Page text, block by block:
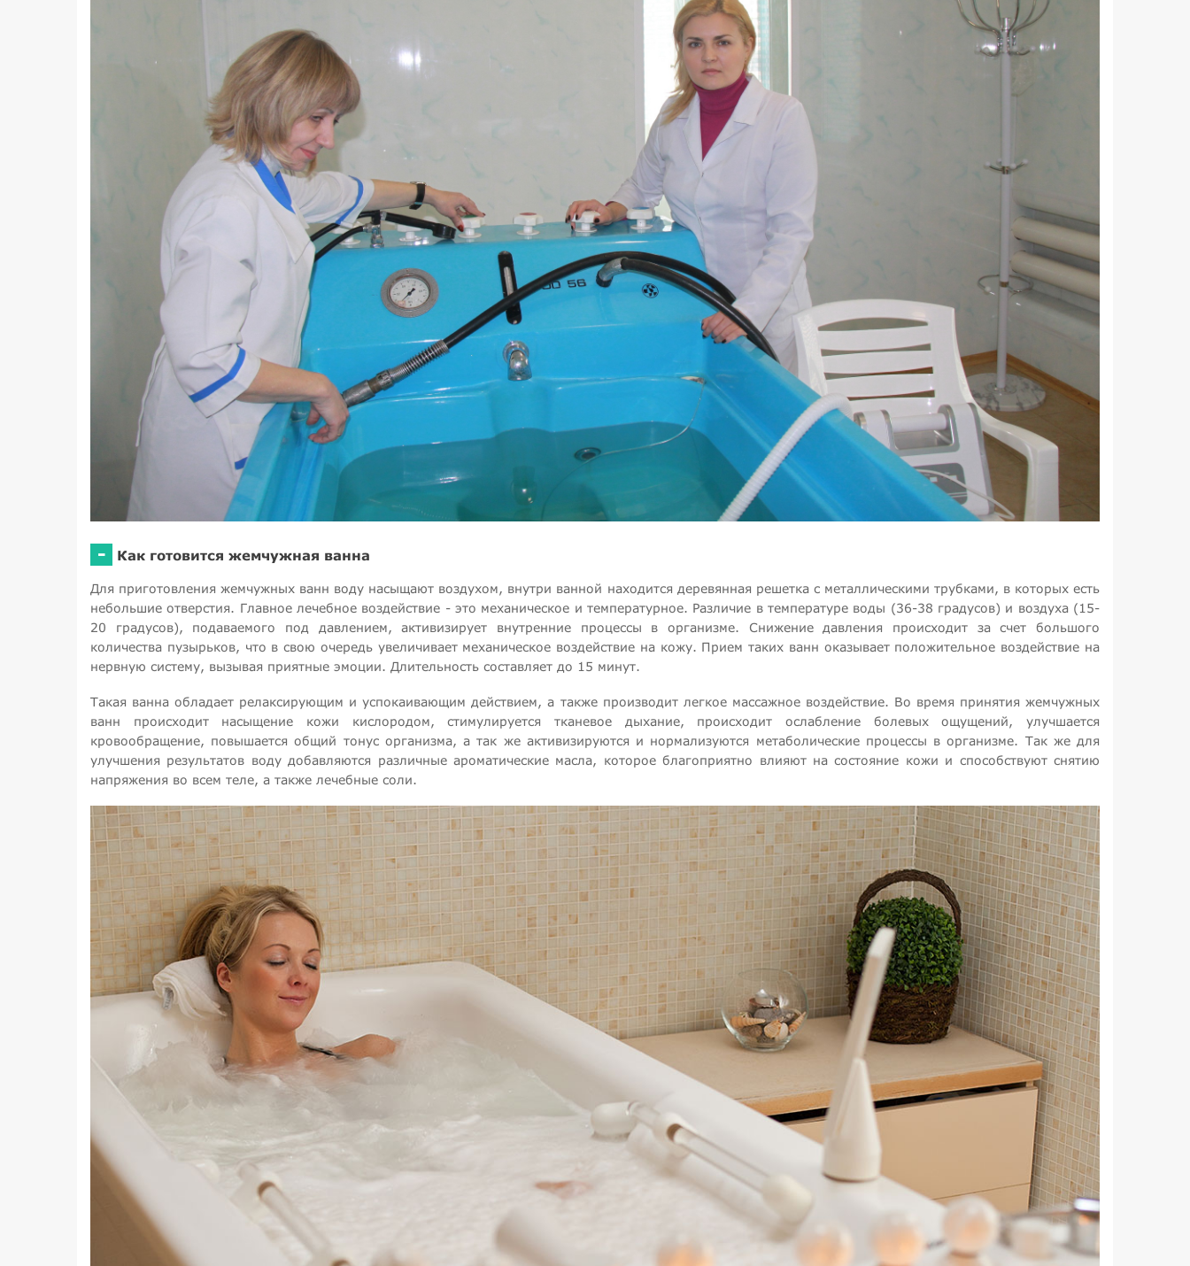
- Как готовится жемчужная ванна
Для приготовления жемчужных ванн воду насыщают воздухом, внутри ванной находится деревянная решетка с металлическими трубками, в которых есть
небольшие отверстия. Главное лечебное воздействие - это механическое и температурное. Различие в температуре воды (36-38 градусов) и воздуха (15-
20 градусов), подаваемого под давлением, активизирует внутренние процессы в организме. Снижение давления происходит за счет большого
количества пузырьков, что в свою очередь увеличивает механическое воздействие на кожу. Прием таких ванн оказывает положительное воздействие на
нервную систему, вызывая приятные эмоции. Длительность составляет до 15 минут.
Такая ванна обладает релаксирующим и успокаивающим действием, а также производит легкое массажное воздействие. Во время принятия жемчужных
ванн происходит насыщение кожи кислородом, стимулируется тканевое дыхание, происходит ослабление болевых ощущений, улучшается
кровообращение, повышается общий тонус организма, а так же активизируются и нормализуются метаболические процессы в организме. Так же для
улучшения результатов воду добавляются различные ароматические масла, которое благоприятно влияют на состояние кожи и способствуют снятию
напряжения во всем теле, а также лечебные соли.